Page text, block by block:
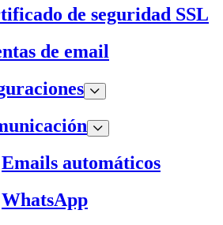
de seguridad SSL
de email
Emails automáticos
WhatsApp